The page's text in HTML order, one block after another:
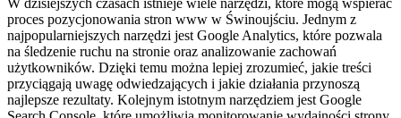
proces pozycjonowania stron www w Świnoujściu. Jednym z
najpopularniejszych narzędzi jest Google Analytics, które pozwala
na śledzenie ruchu na stronie oraz analizowanie zachowań
użytkowników. Dzięki temu można lepiej zrozumieć, jakie treści
przyciągają uwagę odwiedzających i jakie działania przynoszą
najlepsze rezultaty. Kolejnym istotnym narzędziem jest Google